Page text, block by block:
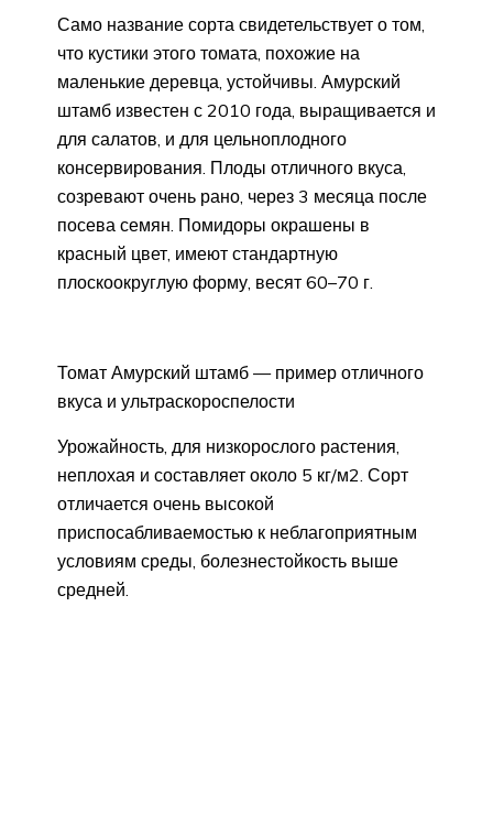
Само название сорта свидетельствует о том,
что кустики этого томата, похожие на
маленькие деревца, устойчивы. Амурский
штамб известен с 2010 года, выращивается и
для салатов, и для цельноплодного
консервирования. Плоды отличного вкуса,
созревают очень рано, через 3 месяца после
посева семян. Помидоры окрашены в
красный цвет, имеют стандартную
плоскоокруглую форму, весят 60–70 г.
Томат Амурский штамб — пример отличного
вкуса и ультраскороспелости
Урожайность, для низкорослого растения,
неплохая и составляет около 5 кг/м2. Сорт
отличается очень высокой
приспосабливаемостью к неблагоприятным
условиям среды, болезнестойкость выше
средней.